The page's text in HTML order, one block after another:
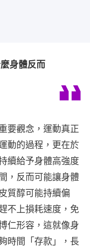
身體反而
要觀念，運動真正
動的過程，更在於
續給予身體高強度
，反而可能讓身體
質醇可能持續偏
不上損耗速度，免
仁形容，這就像身
時間「存款」，長